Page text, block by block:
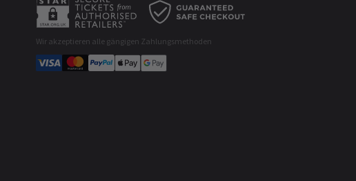
Wir akzeptieren alle gängigen Zahlungsmethoden